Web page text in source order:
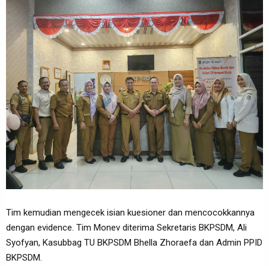
Tim kemudian mengecek isian kuesioner dan mencocokkannya
dengan evidence. Tim Monev diterima Sekretaris BKPSDM, Ali
Syofyan, Kasubbag TU BKPSDM Bhella Zhoraefa dan Admin PPID
BKPSDM.